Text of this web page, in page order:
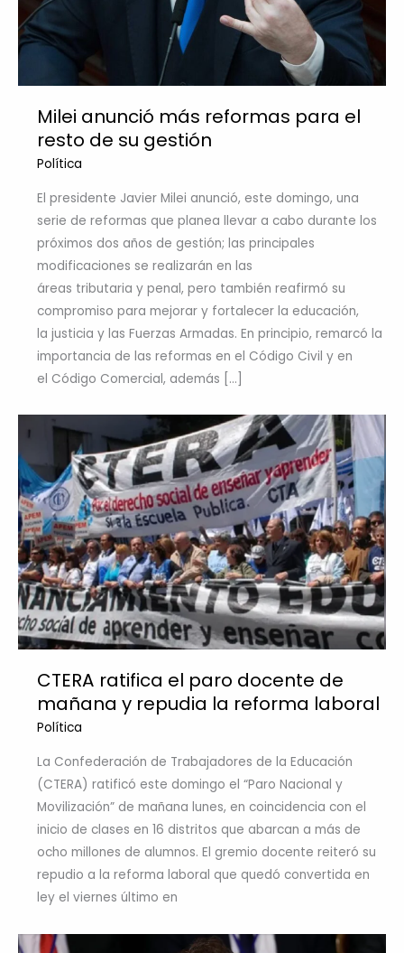
Milei anunció más reformas para el
resto de su gestión
Política
El presidente Javier Milei anunció, este domingo, una
serie de reformas que planea llevar a cabo durante los
próximos dos años de gestión; las principales
modificaciones se realizarán en las
áreas tributaria y penal, pero también reafirmó su
compromiso para mejorar y fortalecer la educación,
la justicia y las Fuerzas Armadas. En principio, remarcó la
importancia de las reformas en el Código Civil y en
el Código Comercial, además […]
CTERA ratifica el paro docente de
mañana y repudia la reforma laboral
Política
La Confederación de Trabajadores de la Educación
(CTERA) ratificó este domingo el “Paro Nacional y
Movilización” de mañana lunes, en coincidencia con el
inicio de clases en 16 distritos que abarcan a más de
ocho millones de alumnos. El gremio docente reiteró su
repudio a la reforma laboral que quedó convertida en
ley el viernes último en